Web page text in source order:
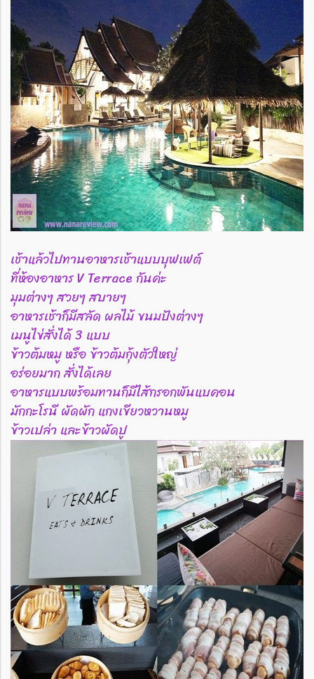
เช้าแล้วไปทานอาหารเช้าแบบบุฟเฟต์
ที่ห้องอาหาร V Terrace กันค่ะ
มุมต่างๆ สวยๆ สบายๆ
อาหารเช้าก็มีสลัด ผลไม้ ขนมปังต่างๆ
เมนูไข่สั่งได้ 3 แบบ
ข้าวต้มหมู หรือ ข้าวต้มกุ้งตัวใหญ่
อร่อยมาก สั่งได้เลย
อาหารแบบพร้อมทานก็มีไส้กรอกพันแบคอน
มักกะโรนี ผัดผัก แกงเขียวหวานหมู
ข้าวเปล่า และข้าวผัดปู